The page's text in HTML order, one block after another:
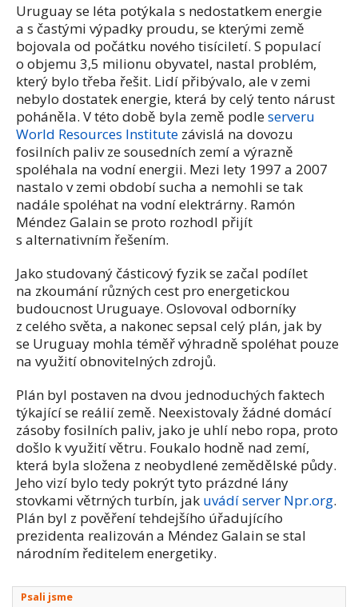
Uruguay se léta potýkala s nedostatkem energie
a s častými výpadky proudu, se kterými země
bojovala od počátku nového tisíciletí. S populací
o objemu 3,5 milionu obyvatel, nastal problém,
který bylo třeba řešit. Lidí přibývalo, ale v zemi
nebylo dostatek energie, která by celý tento nárust
poháněla. V této době byla země podleserveru
World Resources Institute závislá na dovozu
fosilních paliv ze sousedních zemí a výrazně
spoléhala na vodní energii. Mezi lety 1997 a 2007
nastalo v zemi období sucha a nemohli se tak
nadále spoléhat na vodní elektrárny. Ramón
Méndez Galain se proto rozhodl přijít
s alternativním řešením.
Jako studovaný částicový fyzik se začal podílet
na zkoumání různých cest pro energetickou
budoucnost Uruguaye. Oslovoval odborníky
z celého světa, a nakonec sepsal celý plán, jak by
se Uruguay mohla téměř výhradně spoléhat pouze
na využití obnovitelných zdrojů.
Plán byl postaven na dvou jednoduchých faktech
týkající se reálií země. Neexistovaly žádné domácí
zásoby fosilních paliv, jako je uhlí nebo ropa, proto
došlo k využití větru. Foukalo hodně nad zemí,
která byla složena z neobydlené zemědělské půdy.
Jeho vizí bylo tedy pokrýt tyto prázdné lány
stovkami větrných turbín, jak uvádí server Npr.org.
Plán byl z pověření tehdejšího úřadujícího
prezidenta realizován a Méndez Galain se stal
národním ředitelem energetiky.
Psali jsme